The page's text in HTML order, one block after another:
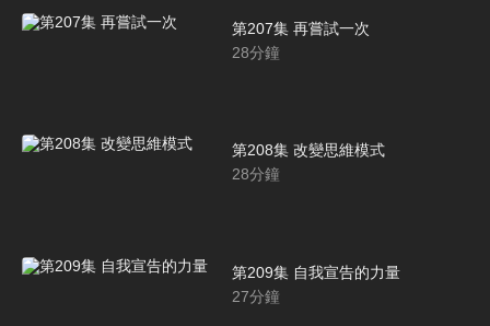
第207集 再嘗試一次
28分鐘
第208集 改變思維模式
28分鐘
第209集 自我宣告的力量
27分鐘